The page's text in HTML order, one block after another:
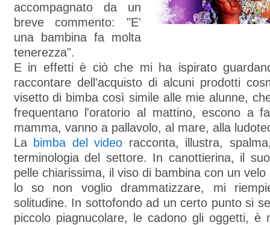
accompagnato da un
breve commento: "E'
una bambina fa molta
tenerezza".
E in effetti è ciò che mi ha ispirato
raccontare dell'acquisto di alcuni prodotti
visetto di bimba così simile alle mie alunne,
frequentano l'oratorio al mattino, escono a
mamma, vanno a pallavolo, al mare, alla
La bimba del video racconta, illustra,
terminologia del settore. In canottierina, il
pelle chiarissima, il viso di bambina con un velo
lo so non voglio drammatizzare, mi
solitudine. In sottofondo ad un certo punto si
piccolo piagnucolare, le cadono gli oggetti, è